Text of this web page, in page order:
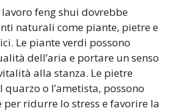
feng shui dovrebbe
naturali come piante, pietre e
Le piante verdi possono
dell’aria e portare un senso
alla stanza. Le pietre
o l’ametista, possono
per ridurre lo stress e favorire la